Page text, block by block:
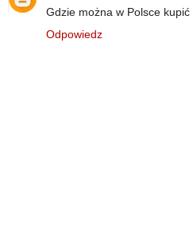
Gdzie można w Polsce
Odpowiedz